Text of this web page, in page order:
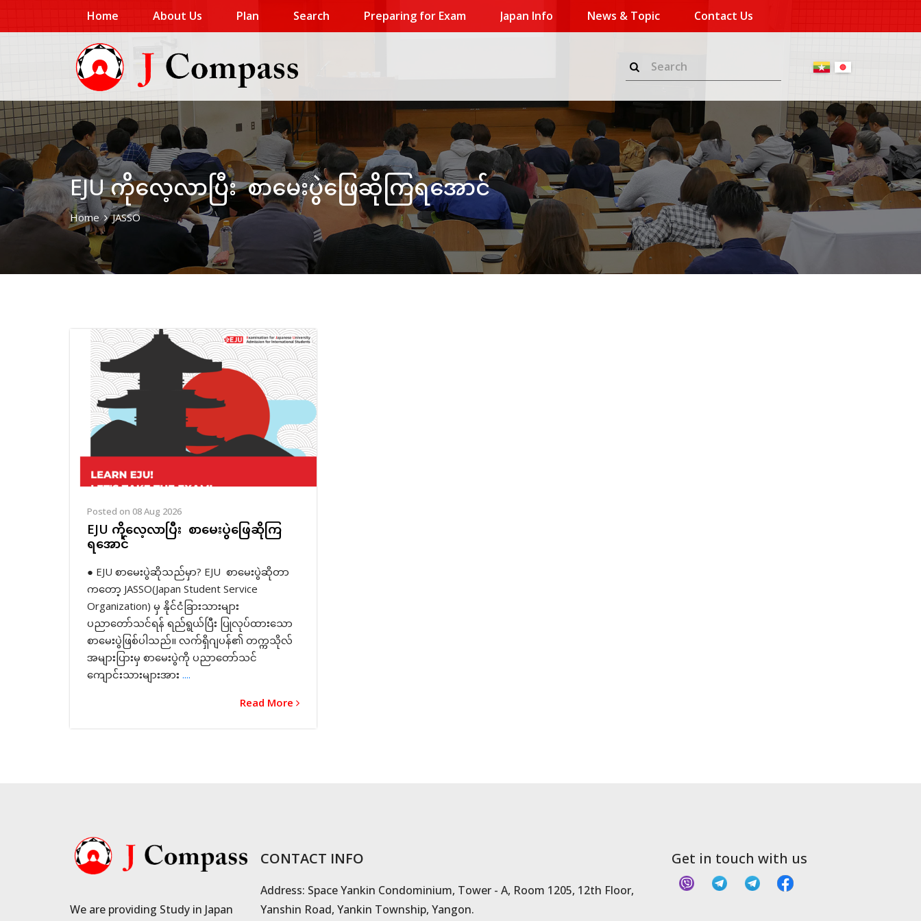
Home About Us Plan Search Preparing for Exam Japan Info News & Topic Contact Us
EJU ကိုလေ့လာပြီး စာမေးပွဲဖြေဆိုကြရအောင်
Home JASSO
Posted on 08 Aug 2026
EJU ကိုလေ့လာပြီး စာမေးပွဲဖြေဆိုကြ
ရအောင်
● EJU စာမေးပွဲဆိုသည်မှာ? EJU စာမေးပွဲဆိုတာ
ကတော့ JASSO(Japan Student Service
Organization) မှ နိုင်ငံခြားသားများ
ပညာတော်သင်ရန် ရည်ရွယ်ပြီး ပြုလုပ်ထားသော
စာမေးပွဲဖြစ်ပါသည်။ လက်ရှိဂျပန်၏ တက္ကသိုလ်
အများပြားမှ စာမေးပွဲကို ပညာတော်သင်
ကျောင်းသားများအား ....
Read More
We are providing Study in Japan
CONTACT INFO
Address: Space Yankin Condominium, Tower - A, Room 1205, 12th Floor,
Yanshin Road, Yankin Township, Yangon.
Get in touch with us